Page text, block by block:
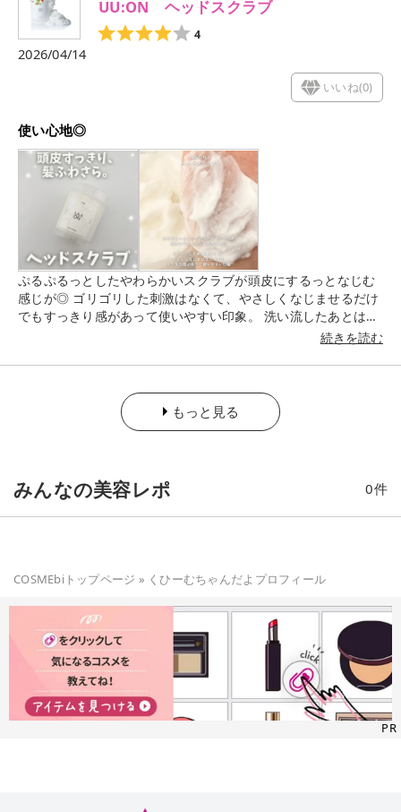
UU:ON ヘッドスクラブ
4
2026/04/14
いいね(0)
使い心地◎
ぷるぷるっとしたやわらかいスクラブが頭皮にするっとなじむ
感じが◎ ゴリゴリした刺激はなくて、やさしくなじませるだけ
でもすっきり感があって使いやすい印象。 洗い流したあとは頭
皮が軽くなったような感覚で、髪もふんわり仕上がる感じが良
ず、さっぱりしつつリラックスできる感じがちょうど良く、使
のコメントはすべて個人の感想です。
続きを読む
もっと見る
みんなの美容レポ 0件
COSMEbiトップページ » くひーむちゃんだよ プロフィール
PR